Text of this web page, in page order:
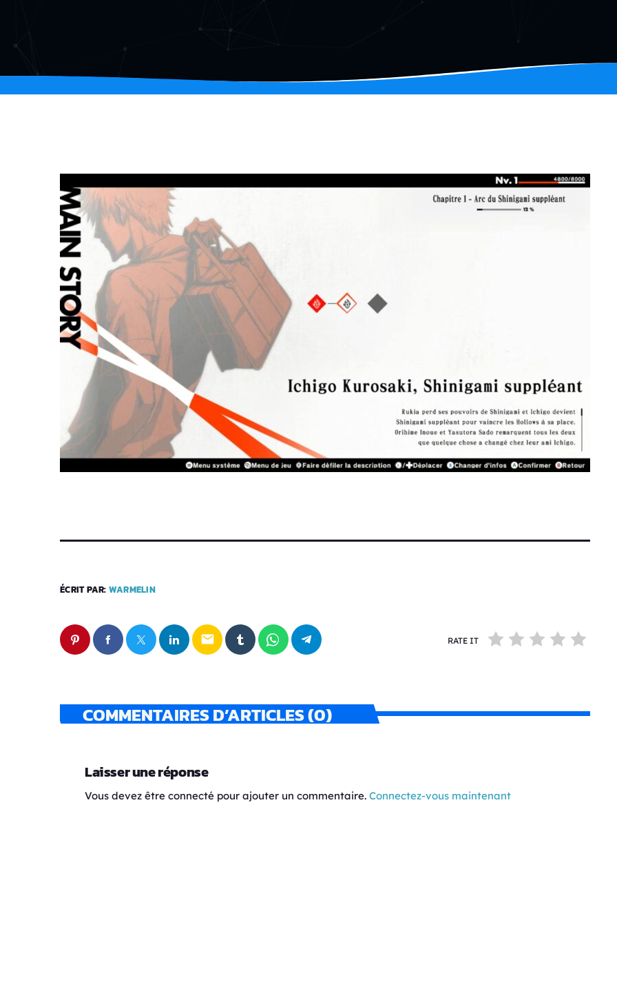
ÉCRIT PAR: WARMELIN
email RATE IT
COMMENTAIRES D’ARTICLES (0)
Laisser une réponse
Vous devez être connecté pour ajouter un commentaire. Connectez-vous maintenant